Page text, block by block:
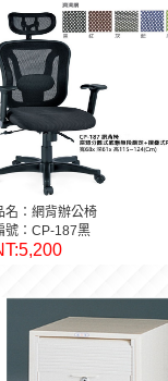
名：網背辦公椅
號：CP-187黑